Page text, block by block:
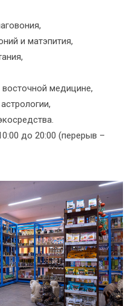
и матэпития,
восточной медицине,
до 20:00 (перерыв –